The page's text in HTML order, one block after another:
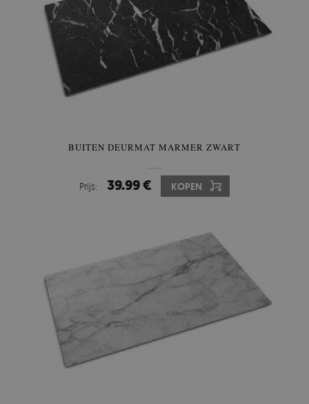
BUITEN DEURMAT MARMER ZWART
Prijs: 39.99 € KOPEN